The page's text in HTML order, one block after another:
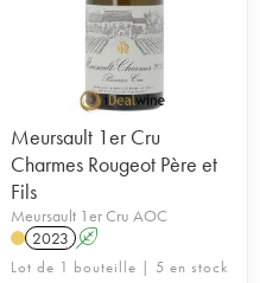
Meursault 1er Cru
Charmes Rougeot Père et
Fils
Meursault 1er Cru AOC
2023 A
Lot de 1 bouteille | 5 en stock